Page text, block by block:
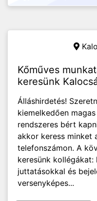
Kőműves
keresünk
Álláshirdetés!
kiemelkedően
rendszeres bért
akkor keress
telefonszámon. A
keresünk kollégákat:
juttatásokkal és
versenyképes...